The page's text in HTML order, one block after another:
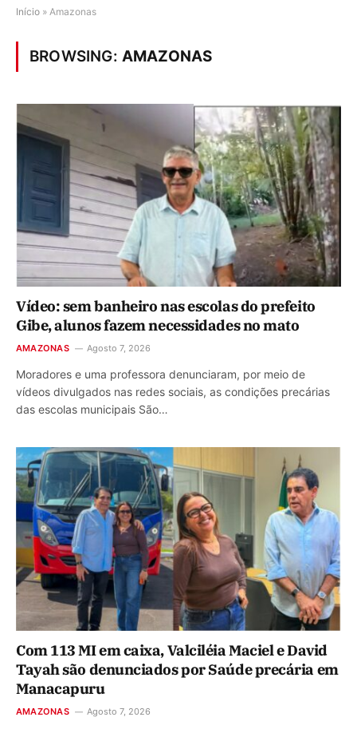
Início » Amazonas
BROWSING: AMAZONAS
Vídeo: sem banheiro nas escolas do prefeito
Gibe, alunos fazem necessidades no mato
AMAZONAS Agosto 7, 2026
Moradores e uma professora denunciaram, por meio de
vídeos divulgados nas redes sociais, as condições precárias
das escolas municipais São…
Com 113 MI em caixa, Valciléia Maciel e David
Tayah são denunciados por Saúde precária em
Manacapuru
AMAZONAS Agosto 7, 2026